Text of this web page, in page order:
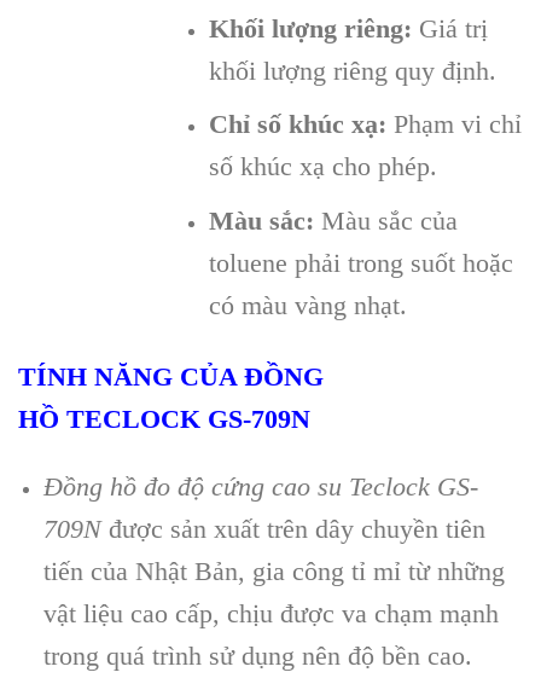
Khối lượng riêng: Giá trị
khối lượng riêng quy định.
Chỉ số khúc xạ: Phạm vi chỉ
số khúc xạ cho phép.
Màu sắc: Màu sắc của
toluene phải trong suốt hoặc
có màu vàng nhạt.
TÍNH NĂNG CỦA ĐỒNG
HỒ TECLOCK GS-709N
Đồng hồ đo độ cứng cao su Teclock GS-
709N được sản xuất trên dây chuyền tiên
tiến của Nhật Bản, gia công tỉ mỉ từ những
vật liệu cao cấp, chịu được va chạm mạnh
trong quá trình sử dụng nên độ bền cao.